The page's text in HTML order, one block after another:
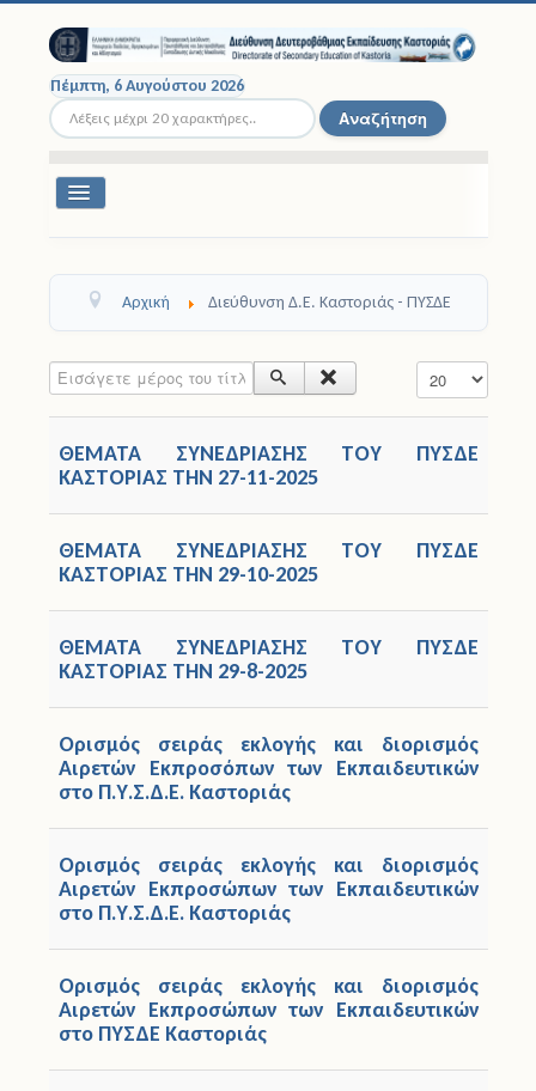
Πέμπτη, 6 Αυγούστου 2026
Αναζήτηση... Αναζήτηση
Εναλλαγή
Εκπαιδευτικοί
Σχολικές Εκδρομές
Άδειες
Ηλεκτρονικές Υπηρεσίες
Επικοινωνία
Αρχική Διεύθυνση Δ.Ε. Καστοριάς - ΠΥΣΔΕ
Εισάγετε μέρος του τίτλου.
ΘΕΜΑΤΑ ΣΥΝΕΔΡΙΑΣΗΣ ΤΟΥ ΠΥΣΔΕ
ΚΑΣΤΟΡΙΑΣ ΤHN 27-11-2025
ΘΕΜΑΤΑ ΣΥΝΕΔΡΙΑΣΗΣ ΤΟΥ ΠΥΣΔΕ
ΚΑΣΤΟΡΙΑΣ ΤHN 29-10-2025
ΘΕΜΑΤΑ ΣΥΝΕΔΡΙΑΣΗΣ ΤΟΥ ΠΥΣΔΕ
ΚΑΣΤΟΡΙΑΣ ΤHN 29-8-2025
Ορισμός σειράς εκλογής και διορισμός
Αιρετών Εκπροσόπων των Εκπαιδευτικών
στο Π.Υ.Σ.Δ.Ε. Καστοριάς
Ορισμός σειράς εκλογής και διορισμός
Αιρετών Εκπροσώπων των Εκπαιδευτικών
στο Π.Υ.Σ.Δ.Ε. Καστοριάς
Ορισμός σειράς εκλογής και διορισμός
Αιρετών Εκπροσώπων των Εκπαιδευτικών
στο ΠΥΣΔΕ Καστοριάς